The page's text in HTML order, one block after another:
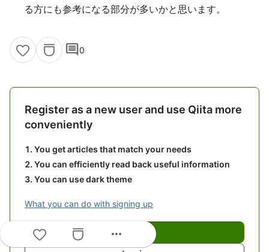
る方にも参考になる部分が多いかと思います。
comment0
Register as a new user and use Qiita more
conveniently
You get articles that match your needs
You can efficiently read back useful information
You can use dark theme
What you can do with signing up
Sign up
more_horiz